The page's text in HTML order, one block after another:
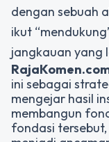
dengan sebuah
ikut
jangkauan yang
ini sebagai
mengejar hasil
membangun
fondasi